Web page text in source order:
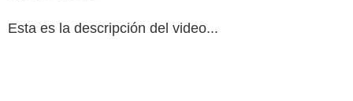
Esta es la descripción del video...